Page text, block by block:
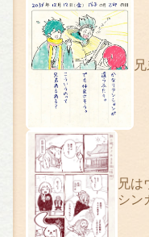
兄は
シン